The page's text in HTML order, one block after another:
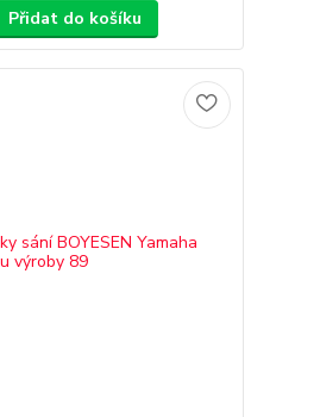
Přidat do košíku